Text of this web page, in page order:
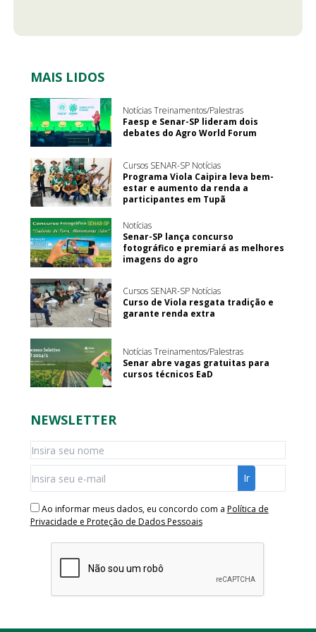
MAIS LIDOS
Notícias Treinamentos/Palestras
Faesp e Senar-SP lideram dois
debates do Agro World Forum
Cursos SENAR-SP Notícias
Programa Viola Caipira leva bem-
estar e aumento da renda a
participantes em Tupã
Notícias
Senar-SP lança concurso
fotográfico e premiará as melhores
imagens do agro
Cursos SENAR-SP Notícias
Curso de Viola resgata tradição e
garante renda extra
Notícias Treinamentos/Palestras
Senar abre vagas gratuitas para
cursos técnicos EaD
NEWSLETTER
Ao informar meus dados, eu concordo com a Política de
Privacidade e Proteção de Dados Pessoais